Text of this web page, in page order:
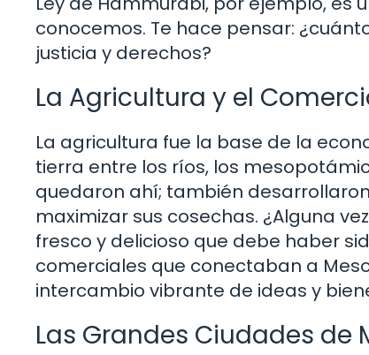
conocemos. Te hace pensar:
justicia y derechos?
La Agricultura y el
La agricultura fue la base de la
tierra entre los ríos, los
quedaron ahí; también
maximizar sus cosechas. ¿Alguna
fresco y delicioso que debe haber
comerciales que conectaban a
intercambio vibrante de ideas y
Las Grandes Ciudades de